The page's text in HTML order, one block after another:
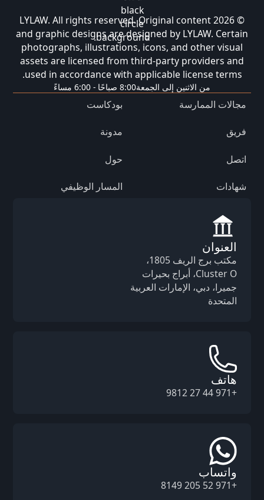
© 2026 LYLAW. All rights reserved. Original content
and graphic designs are designed by LYLAW. Certain
photographs, illustrations, icons, and other visual
assets are licensed from third-party providers and
used in accordance with applicable license terms.
من الاثنين إلى الجمعة8:00 صباحًا - 6:00 مساءً
مجالات الممارسة بودكاست
فريق مدونة
اتصل حول
شهادات المسار الوظيفي
العنوان
مكتب برج الريف 1805،
Cluster O، أبراج بحيرات
جميرا، دبي، الإمارات العربية
المتحدة
هاتف
+971 44 27 9812
واتساب
+971 52 205 8149